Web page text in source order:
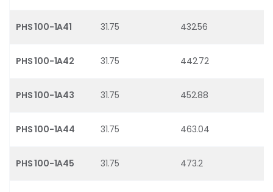
PHS 100-1A41 31.75 432.56
PHS 100-1A42 31.75 442.72
PHS 100-1A43 31.75 452.88
PHS 100-1A44 31.75 463.04
PHS 100-1A45 31.75 473.2